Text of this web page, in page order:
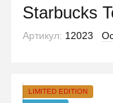
Starbucks
Артикул: 12023
LIMITED EDITION